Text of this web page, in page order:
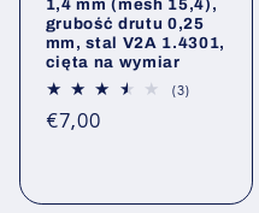
1,4 mm (mesh 15,4),
grubość drutu 0,25
mm, stal V2A 1.4301,
cięta na wymiar
(3)3
Cena
€7,00